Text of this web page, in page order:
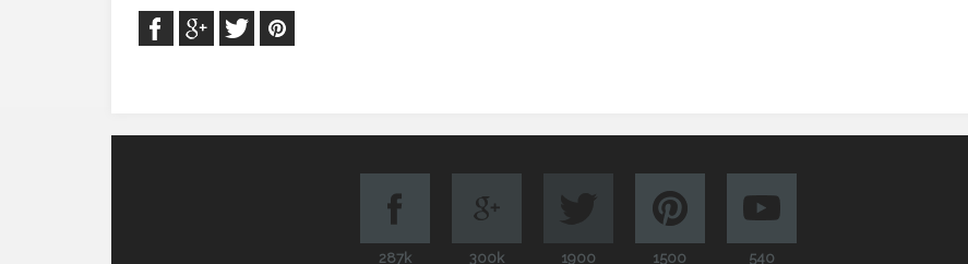
287k 300k 1900 1500 540